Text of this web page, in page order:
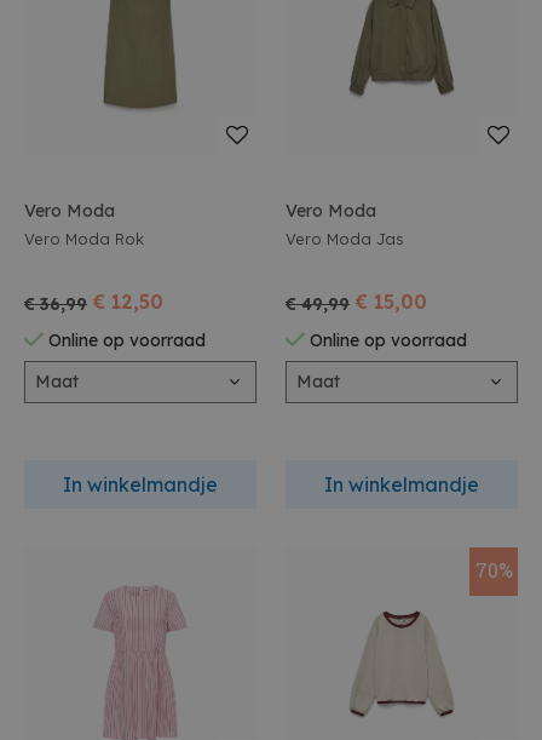
Vero Moda
Vero Moda Rok
€ 36,99 € 12,50
Online op voorraad
Maat
In winkelmandje
Vero Moda
Vero Moda Jas
€ 49,99 € 15,00
Online op voorraad
Maat
In winkelmandje
70%